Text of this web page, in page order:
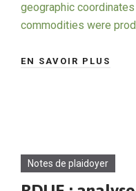
geographic
commodities were
EN SAVOIR PLUS
Notes de plaidoyer